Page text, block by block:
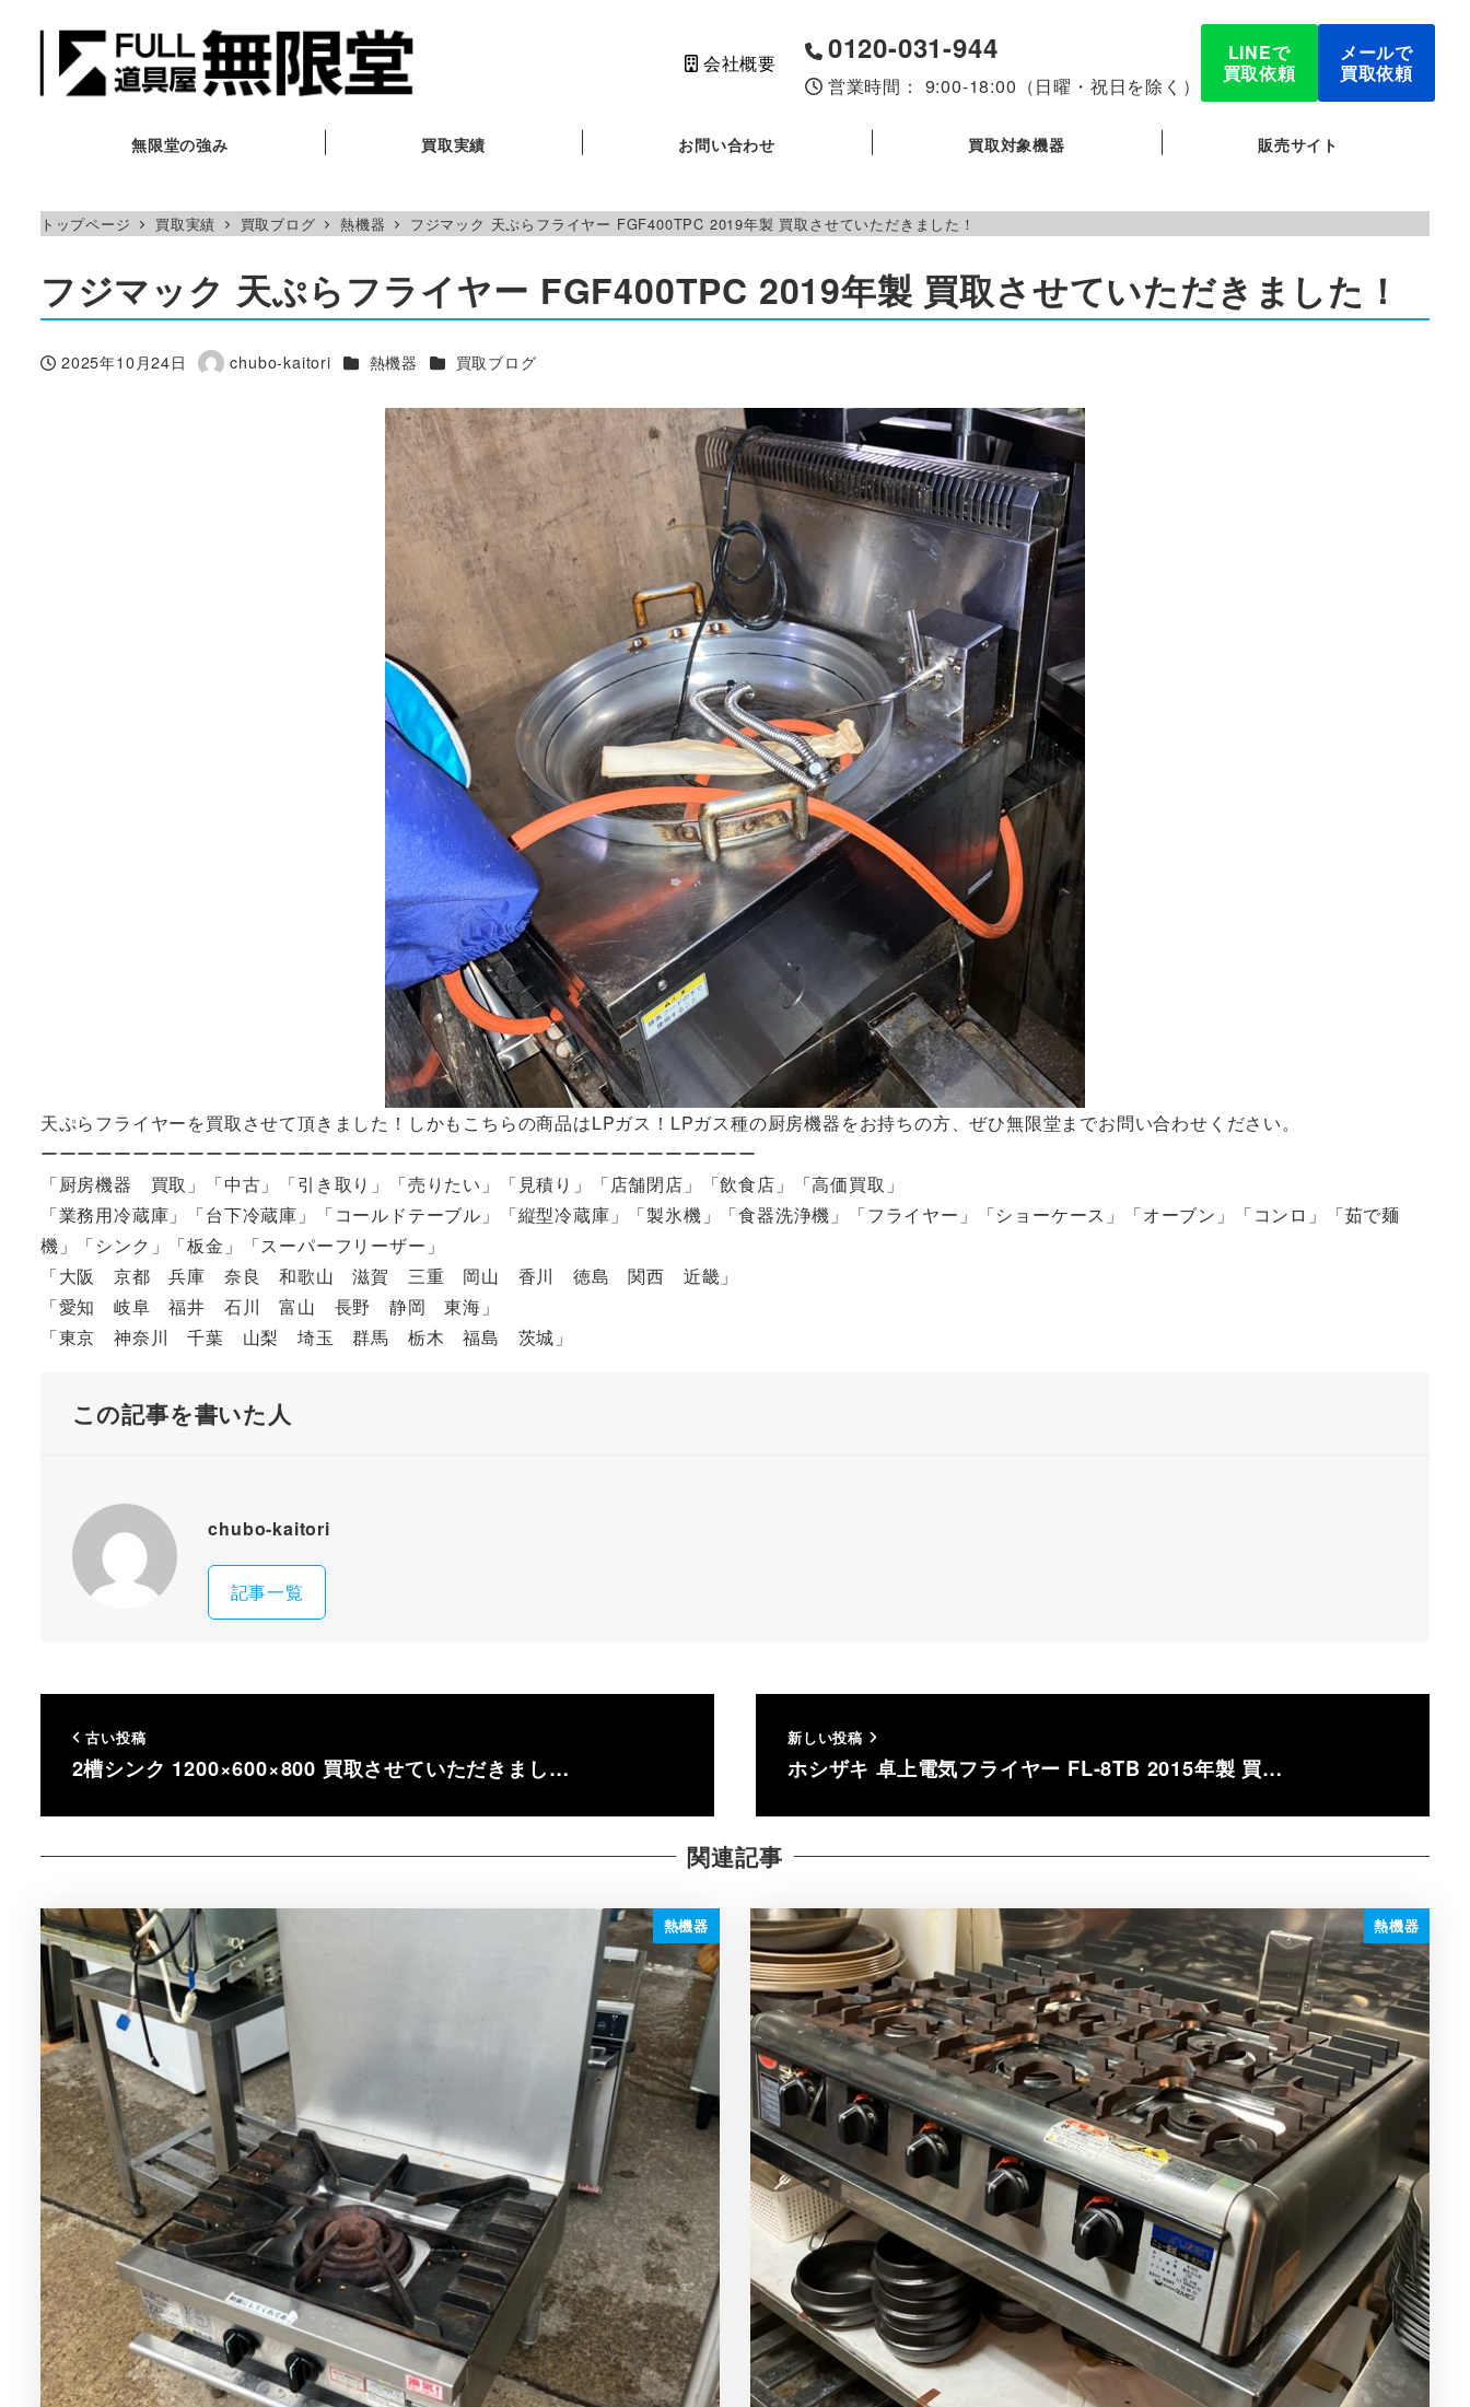
会社概要 0120-031-944
営業時間： 9:00-18:00（日曜・祝日を除く）
LINEで
買取依頼
メールで
買取依頼
無限堂の強み 買取実績 お問い合わせ 買取対象機器 販売サイト
トップページ 買取実績 買取ブログ 熱機器 フジマック 天ぷらフライヤー FGF400TPC 2019年製 買取させていただきました！
フジマック 天ぷらフライヤー FGF400TPC 2019年製 買取させていただきました！
投稿日
2025年10月24日
著
chubo-kaitori カテゴリー
熱機器 カテゴリー
買取ブログ
天ぷらフライヤーを買取させて頂きました！しかもこちらの商品はLPガス！LPガス種の厨房機器をお持ちの方、ぜひ無限堂までお問い合わせください。
ーーーーーーーーーーーーーーーーーーーーーーーーーーーーーーーーーーーーーーー
「厨房機器 買取」「中古」「引き取り」「売りたい」「見積り」「店舗閉店」「飲食店」「高価買取」
「業務用冷蔵庫」「台下冷蔵庫」「コールドテーブル」「縦型冷蔵庫」「製氷機」「食器洗浄機」「フライヤー」「ショーケース」「オーブン」「コンロ」「茹で麺
機」「シンク」「板金」「スーパーフリーザー」
「大阪 京都 兵庫 奈良 和歌山 滋賀 三重 岡山 香川 徳島 関西 近畿」
「愛知 岐阜 福井 石川 富山 長野 静岡 東海」
「東京 神奈川 千葉 山梨 埼玉 群馬 栃木 福島 茨城」
この記事を書いた人
chubo-kaitori
記事一覧
古い投稿
2槽シンク 1200×600×800 買取させていただきまし…
新しい投稿
ホシザキ 卓上電気フライヤー FL-8TB 2015年製 買…
関連記事
熱機器 熱機器